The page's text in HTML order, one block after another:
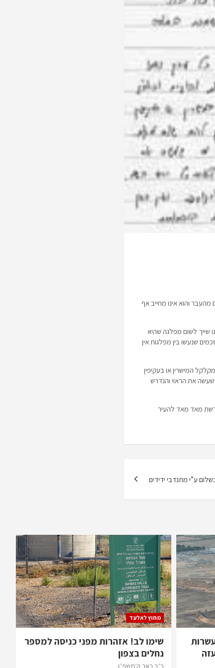
והוא אינו מחייב אף
שייך לשום מפלגה שהיא
שנעשו בין מפלגות אין
המישרין או בעקיפין
את הראוי והנדרש
מאד מאד להעיר
ע”י מתנדבי ידידים
מחוץ לאלעד
שימו לב! אזהרות מפני כניסה למספר
נחלים בצפון